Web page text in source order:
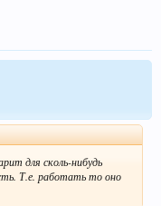
для сколь-нибудь
Т.е. работать то оно